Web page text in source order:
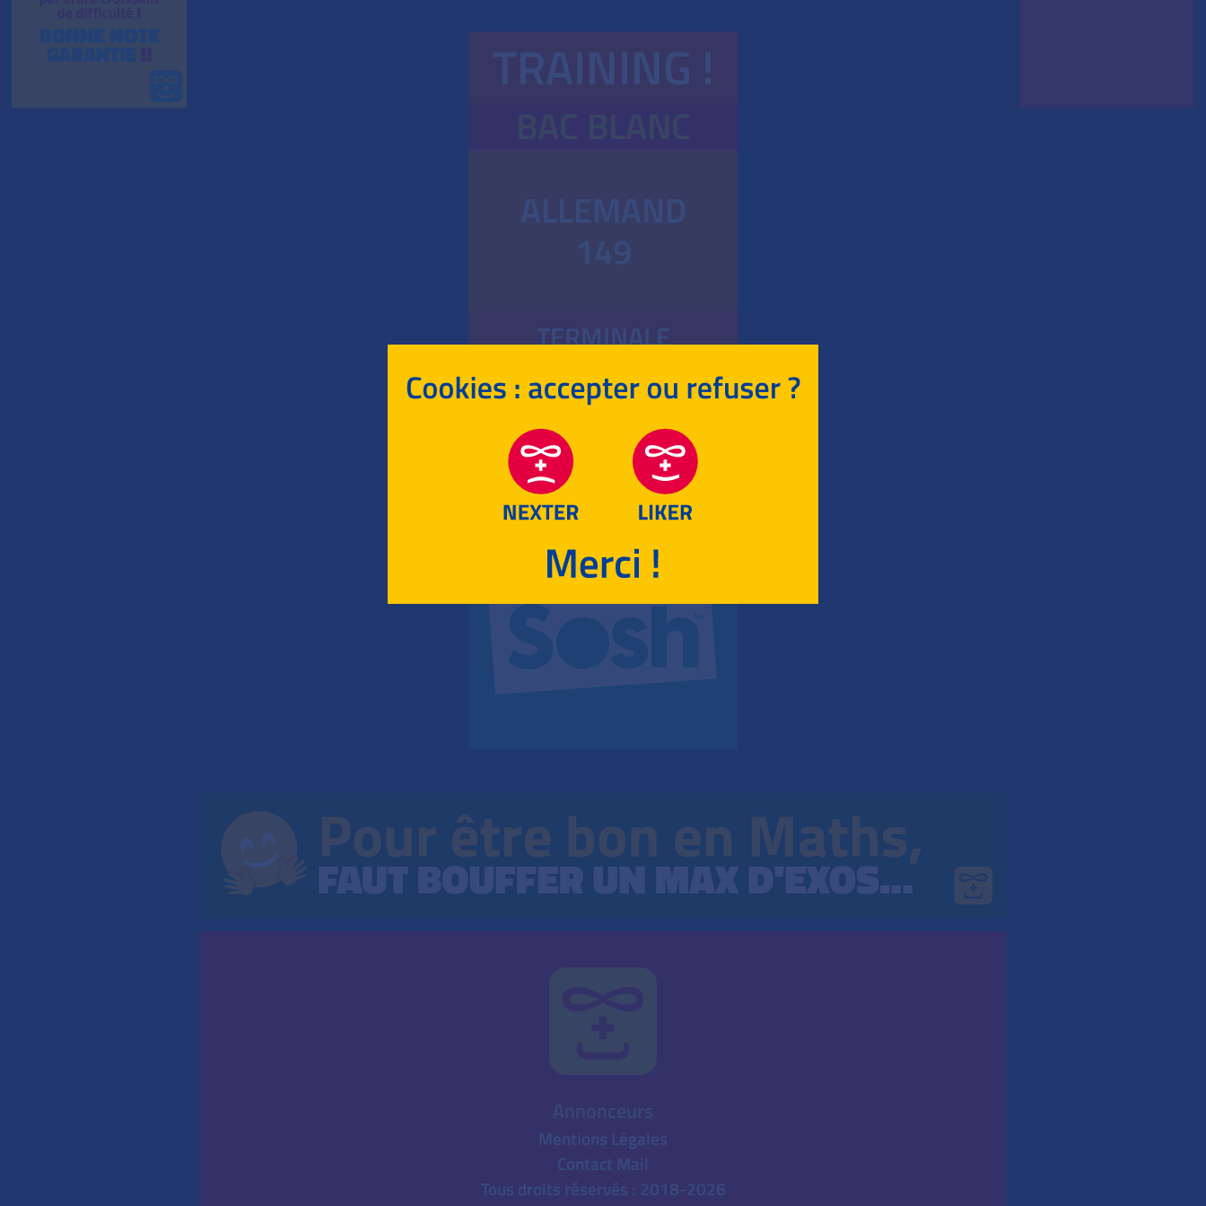
TRAINING !
ALLEMAND
149
TERMINALE
RETOUR
Mentions Légales
Contact Mail
Tous droits réservés : 2018-2026